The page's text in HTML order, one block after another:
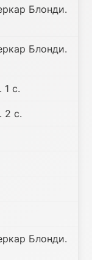
Блонди.
Блонди.
1 с.
2 с.
Блонди.